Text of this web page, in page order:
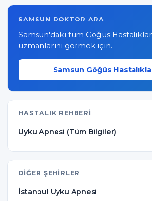
SAMSUN DOKTOR ARA
Samsun'daki tüm Göğüs
uzmanlarını görmek için.
Samsun Göğüs
HASTALIK REHBERI
Uyku Apnesi (Tüm Bilgiler)
DIĞER ŞEHIRLER
İstanbul Uyku Apnesi